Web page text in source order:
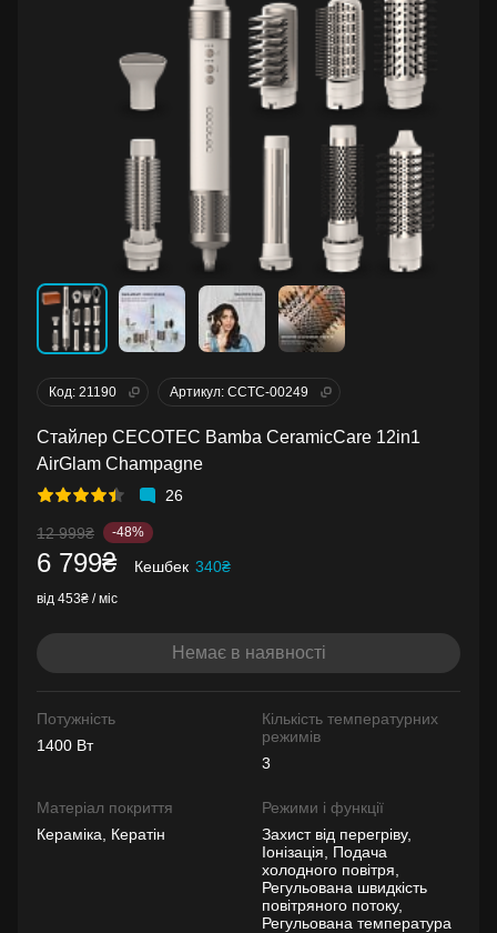
Код: 21190 Артикул: CCTC-00249
Стайлер CECOTEC Bamba CeramicCare 12in1
AirGlam Champagne
26
12 999₴ -48%
6 799₴ Кешбек 340₴
від 453₴ / міс
Немає в наявності
Потужність
1400 Вт
Кількість температурних
режимів
3
Матеріал покриття
Кераміка, Кератін
Режими і функції
Захист від перегріву,
Іонізація, Подача
холодного повітря,
Регульована швидкість
повітряного потоку,
Регульована температура